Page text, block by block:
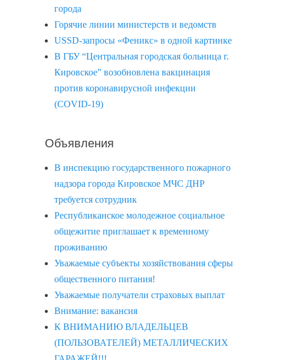
города
Горячие линии министерств и ведомств
USSD-запросы «Феникс» в одной картинке
В ГБУ “Центральная городская больница г.
Кировское” возобновлена вакцинация
против коронавирусной инфекции
(COVID-19)
Объявления
В инспекцию государственного пожарного
надзора города Кировское МЧС ДНР
требуется сотрудник
Республиканское молодежное социальное
общежитие приглашает к временному
проживанию
Уважаемые субъекты хозяйствования сферы
общественного питания!
Уважаемые получатели страховых выплат
Внимание: вакансия
К ВНИМАНИЮ ВЛАДЕЛЬЦЕВ
(ПОЛЬЗОВАТЕЛЕЙ) МЕТАЛЛИЧЕСКИХ